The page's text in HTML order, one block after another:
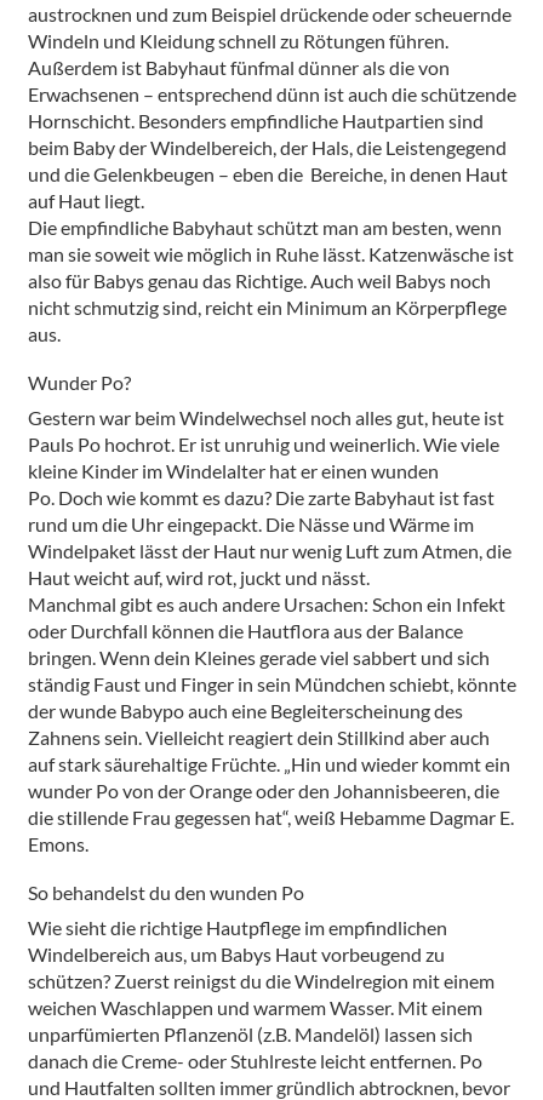
austrocknen und zum Beispiel drückende oder scheuernde
Windeln und Kleidung schnell zu Rötungen führen.
Außerdem ist Babyhaut fünfmal dünner als die von
Erwachsenen – entsprechend dünn ist auch die schützende
Hornschicht. Besonders empfindliche Hautpartien sind
beim Baby der Windelbereich, der Hals, die Leistengegend
und die Gelenkbeugen – eben die Bereiche, in denen Haut
auf Haut liegt.
Die empfindliche Babyhaut schützt man am besten, wenn
man sie soweit wie möglich in Ruhe lässt. Katzenwäsche ist
also für Babys genau das Richtige. Auch weil Babys noch
nicht schmutzig sind, reicht ein Minimum an Körperpflege
aus.
Wunder Po?
Gestern war beim Windelwechsel noch alles gut, heute ist
Pauls Po hochrot. Er ist unruhig und weinerlich. Wie viele
kleine Kinder im Windelalter hat er einen wunden
Po. Doch wie kommt es dazu? Die zarte Babyhaut ist fast
rund um die Uhr eingepackt. Die Nässe und Wärme im
Windelpaket lässt der Haut nur wenig Luft zum Atmen, die
Haut weicht auf, wird rot, juckt und nässt.
Manchmal gibt es auch andere Ursachen: Schon ein Infekt
oder Durchfall können die Hautflora aus der Balance
bringen. Wenn dein Kleines gerade viel sabbert und sich
ständig Faust und Finger in sein Mündchen schiebt, könnte
der wunde Babypo auch eine Begleiterscheinung des
Zahnens sein. Vielleicht reagiert dein Stillkind aber auch
auf stark säurehaltige Früchte. „Hin und wieder kommt ein
wunder Po von der Orange oder den Johannisbeeren, die
die stillende Frau gegessen hat“, weiß Hebamme Dagmar E.
Emons.
So behandelst du den wunden Po
Wie sieht die richtige Hautpflege im empfindlichen
Windelbereich aus, um Babys Haut vorbeugend zu
schützen? Zuerst reinigst du die Windelregion mit einem
weichen Waschlappen und warmem Wasser. Mit einem
unparfümierten Pflanzenöl (z.B. Mandelöl) lassen sich
danach die Creme- oder Stuhlreste leicht entfernen. Po
und Hautfalten sollten immer gründlich abtrocknen, bevor